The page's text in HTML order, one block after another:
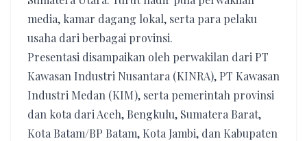
media, kamar dagang lokal, serta para pelaku
usaha dari berbagai provinsi.
Presentasi disampaikan oleh perwakilan dari PT
Kawasan Industri Nusantara (KINRA), PT Kawasan
Industri Medan (KIM), serta pemerintah provinsi
dan kota dari Aceh, Bengkulu, Sumatera Barat,
Kota Batam/BP Batam, Kota Jambi, dan Kabupaten